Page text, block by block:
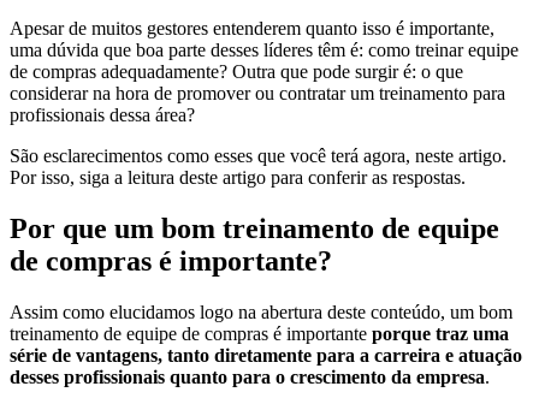
Apesar de muitos gestores entenderem quanto isso é importante,
uma dúvida que boa parte desses líderes têm é: como treinar equipe
de compras adequadamente? Outra que pode surgir é: o que
considerar na hora de promover ou contratar um treinamento para
profissionais dessa área?
São esclarecimentos como esses que você terá agora, neste artigo.
Por isso, siga a leitura deste artigo para conferir as respostas.
Por que um bom treinamento de equipe
de compras é importante?
Assim como elucidamos logo na abertura deste conteúdo, um bom
treinamento de equipe de compras é importante porque traz uma
série de vantagens, tanto diretamente para a carreira e atuação
desses profissionais quanto para o crescimento da empresa.